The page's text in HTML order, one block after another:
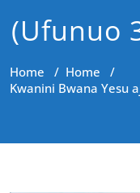
(Ufunuo
Home / Home /
Kwanini Bwana Yesu